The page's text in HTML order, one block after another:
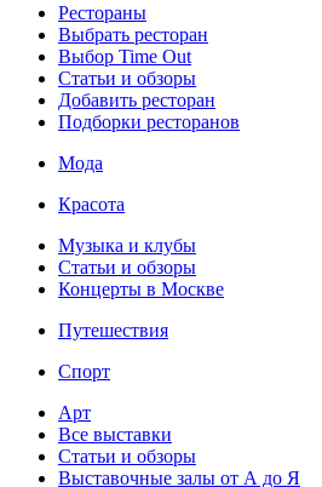
Рестораны
Выбрать ресторан
Выбор Time Out
Статьи и обзоры
Добавить ресторан
Подборки ресторанов
Мода
Красота
Музыка и клубы
Статьи и обзоры
Концерты в Москве
Путешествия
Спорт
Арт
Все выставки
Статьи и обзоры
Выставочные залы от А до Я